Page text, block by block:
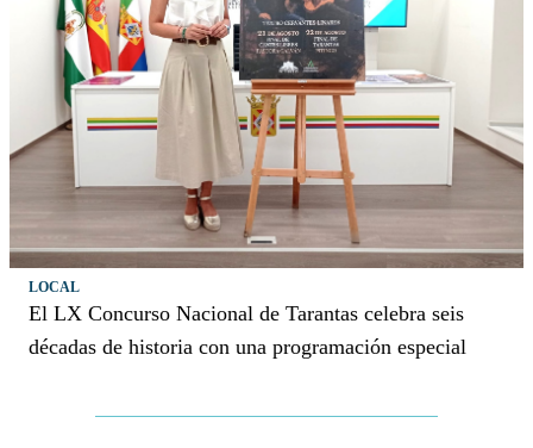
LOCAL
El LX Concurso Nacional de Tarantas celebra seis
décadas de historia con una programación especial